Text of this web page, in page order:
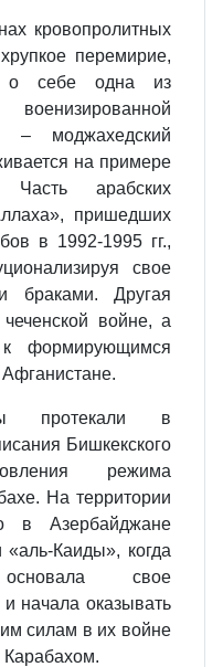
кровопролитных
перемирие,
о себе одна из
– моджахедский
на примере
Часть арабских
пришедших
в 1992‑1995 гг.,
свое
браками. Другая
войне, а
к формирующимся
протекали в
Бишкекского
режима
На территории
Азербайджане
когда
свое
и начала оказывать
силам в их войне
Карабахом.